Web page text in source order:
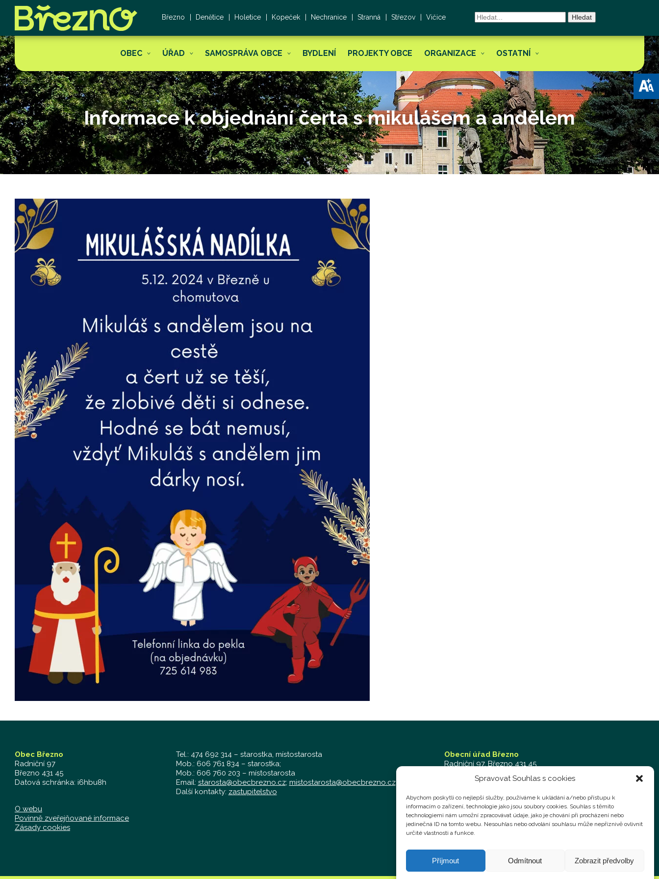
Spravovat Souhlas s cookies
Abychom poskytli co nejlepší služby, používáme k ukládání a/nebo přístupu k
informacím o zařízení, technologie jako jsou soubory cookies. Souhlas s těmito
technologiemi nám umožní zpracovávat údaje, jako je chování při procházení nebo
jedinečná ID na tomto webu. Nesouhlas nebo odvolání souhlasu může nepříznivě ovlivnit
určité vlastnosti a funkce.
Příjmout Odmítnout Zobrazit předvolby
Březno Denětice Holetice Kopeček Nechranice Stranná Střezov Vičice Hledat
OBEC ÚŘAD SAMOSPRÁVA OBCE BYDLENÍ PROJEKTY OBCE ORGANIZACE OSTATNÍ
Informace k objednání čerta s mikulášem a andělem
Obec Březno
Radniční 97
Březno 431 45
Datová schránka: i6hbu8h
O webu
Povinně zveřejňované informace
Zásady cookies
Tel.: 474 692 314 – starostka, místostarosta
Mob.: 606 761 834 – starostka;
Mob.: 606 760 203 – místostarosta
Email: starosta@obecbrezno.cz; mistostarosta@obecbrezno.cz
Další kontakty: zastupitelstvo
Obecní úřad Březno
Radniční 97, Březno 431 45
Mob.: 702 019 929 – kancelář
Podatelna:administrativa@obecbrezno.cz
Faktury a jiné účetní doklady můžete zasílat na